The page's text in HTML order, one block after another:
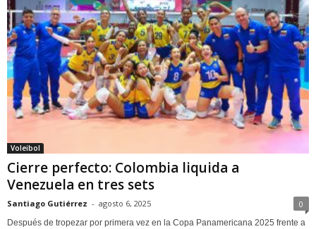
Voleibol
Cierre perfecto: Colombia liquida a
Venezuela en tres sets
Santiago Gutiérrez - agosto 6, 2025 0
Después de tropezar por primera vez en la Copa Panamericana 2025 frente a